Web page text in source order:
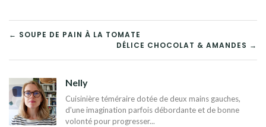
NAVIGATION
DE
L’ARTICLE
← SOUPE DE PAIN À LA TOMATE
DÉLICE CHOCOLAT & AMANDES →
Nelly
Cuisinière téméraire dotée de deux mains gauches,
d'une imagination parfois débordante et de bonne
volonté pour progresser...